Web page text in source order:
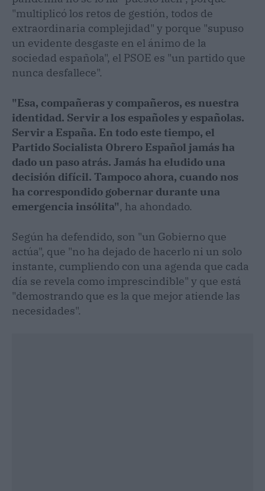
"multiplicó los retos de gestión, todos de
extraordinaria complejidad" y porque "supuso
un evidente desgaste en el ánimo de la
sociedad española", el PSOE es "un partido que
nunca desfallece".
"Esa, compañeras y compañeros, es nuestra
identidad. Servir a los españoles y españolas.
Servir a España. En todo este tiempo, el
Partido Socialista Obrero Español jamás ha
dado un paso atrás. Jamás ha eludido una
decisión difícil. Tampoco ahora, cuando nos
ha correspondido gobernar durante una
emergencia insólita", ha ahondado.
Según ha defendido, son "un Gobierno que
actúa", que "no ha dejado de hacerlo ni un solo
instante, cumpliendo con una agenda que cada
día se revela como imprescindible" y que está
"demostrando que es la que mejor atiende las
necesidades".